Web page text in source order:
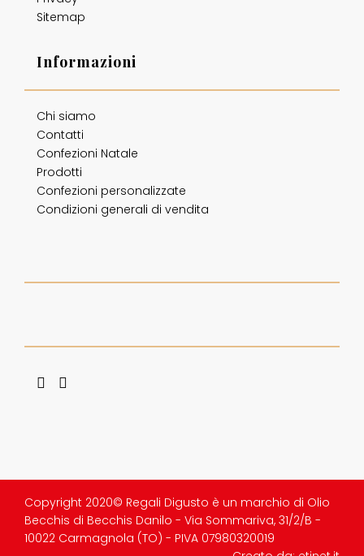
Sitemap
Informazioni
Chi siamo
Contatti
Confezioni Natale
Prodotti
Confezioni personalizzate
Condizioni generali di vendita
Copyright 2020© Regali Digusto è un marchio di Olio
Becchis di Becchis Danilo - Via Sommariva, 31/2/B -
10022 Carmagnola (TO) - PIVA 07980320019